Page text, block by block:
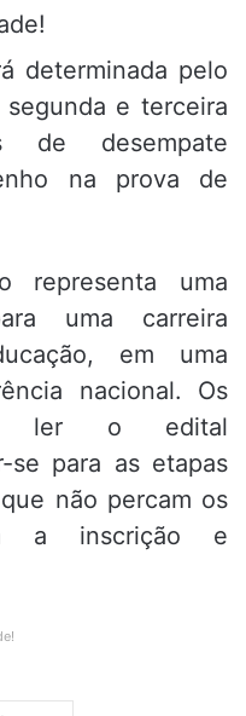
determinada pelo
e terceira
de desempate
na prova de
representa uma
uma carreira
em uma
nacional. Os
ler o edital
se para as etapas
não percam os
a inscrição e